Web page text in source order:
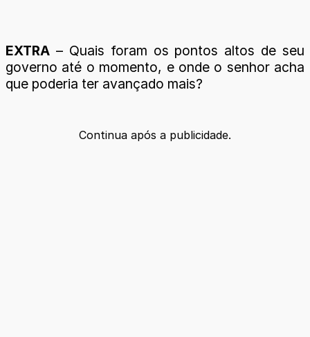
EXTRA – Quais foram os pontos altos de seu
governo até o momento, e onde o senhor acha
que poderia ter avançado mais?
Continua após a publicidade.